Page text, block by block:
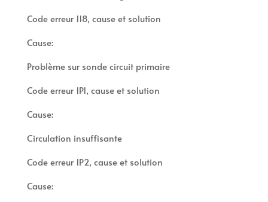
Code erreur 118, cause et solution
Cause:
Problème sur sonde circuit primaire
Code erreur 1P1, cause et solution
Cause:
Circulation insuffisante
Code erreur 1P2, cause et solution
Cause: